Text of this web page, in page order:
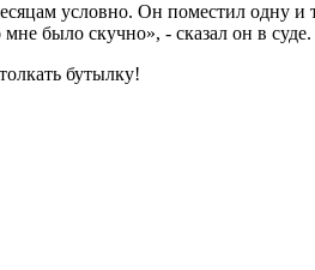
условно. Он поместил одну и
было скучно», - сказал он в суде.
бутылку!